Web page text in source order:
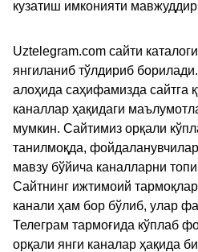
кузатиш имконияти
Uztelegram.com сайти
янгиланиб тўлдириб
алоҳида саҳифамизда сайтга
каналлар ҳақидаги
мумкин. Сайтимиз орқали
танилмоқда, фойдаланувчилар
мавзу бўйича каналларни
Сайтнинг ижтимоий
канали ҳам бор бўлиб, улар
Телеграм тармоғида кўплаб
орқали янги каналар ҳақида